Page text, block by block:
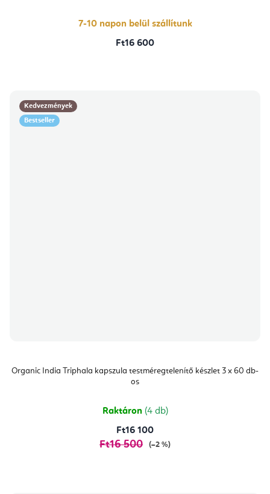
7-10 napon belül szállítunk
Ft16 600
Kedvezmények
Bestseller
Organic India Triphala kapszula testméregtelenítő készlet 3 x 60 db-
os
Raktáron (4 db)
Ft16 100
Ft16 500 (–2 %)